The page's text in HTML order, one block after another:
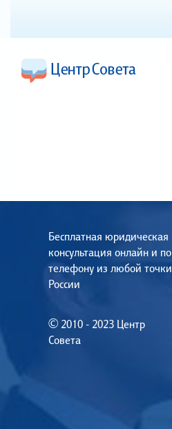
Бесплатная юридическая
консультация онлайн и по
телефону из любой точки
России
© 2010 - 2023 Центр
Совета